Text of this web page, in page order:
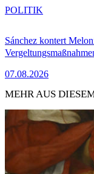
Sánchez kontert
07.08.2026
POLITIK
MEHR AUS